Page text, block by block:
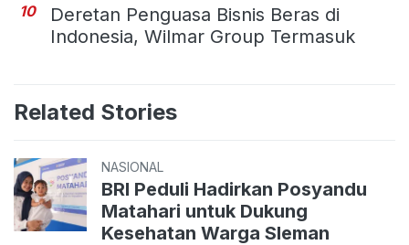
10
Deretan Penguasa Bisnis Beras di
Indonesia, Wilmar Group Termasuk
Related Stories
NASIONAL
BRI Peduli Hadirkan Posyandu
Matahari untuk Dukung
Kesehatan Warga Sleman